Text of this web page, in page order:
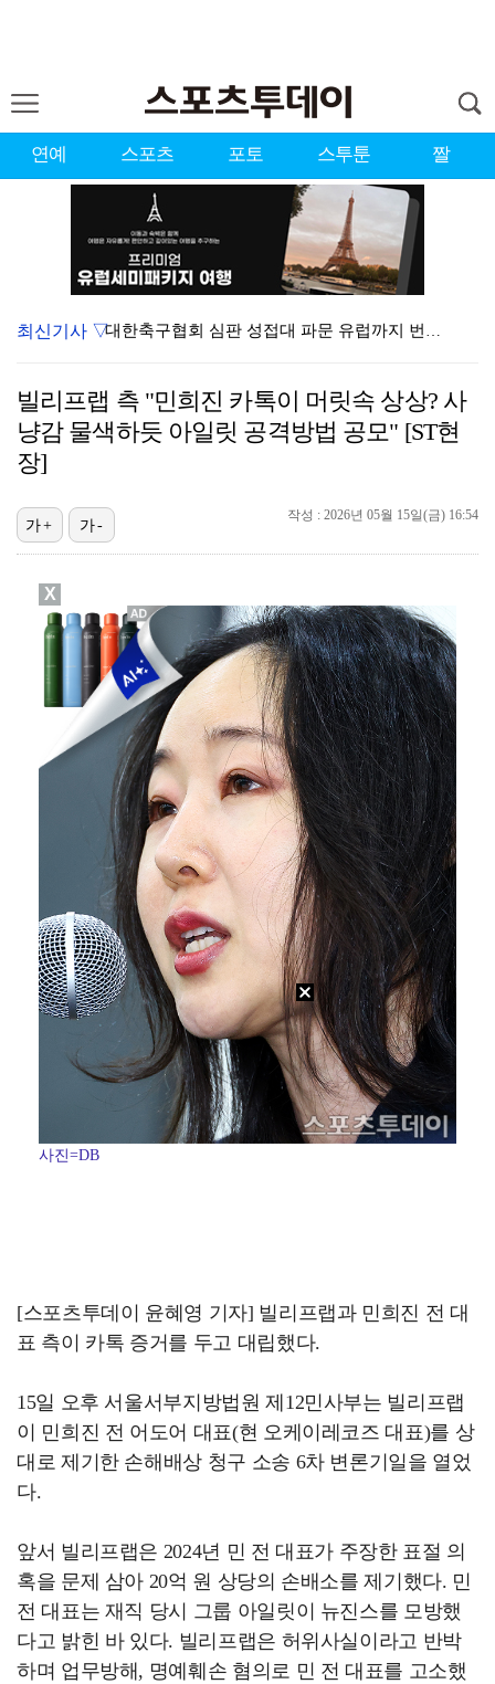
연예 스포츠 포토 스투툰 짤
대한축구협회 심판 성접대 파문 유럽까지 번졌다…佛 매체…
'첫 승 도전' 장은수 "우승 의식하기보다 내 플레이에…
[ST포토] 선수들 지켜보는 디에고 시메오네 감독
[ST포토] 이강인, 이적 후 밝아진 얼굴
[ST포토] 이강인, 달리는 슛돌이
[ST포토] 이강인, 이적 후 팬들 앞에서 첫 일정
최신기사 ▽
빌리프랩 측 "민희진 카톡이 머릿속 상상? 사
냥감 물색하듯 아일릿 공격방법 공모" [ST현
장]
작성 : 2026년 05월 15일(금) 16:54
가+ 가-
사진=DB
[스포츠투데이 윤혜영 기자] 빌리프랩과 민희진 전 대
표 측이 카톡 증거를 두고 대립했다.
15일 오후 서울서부지방법원 제12민사부는 빌리프랩
이 민희진 전 어도어 대표(현 오케이레코즈 대표)를 상
대로 제기한 손해배상 청구 소송 6차 변론기일을 열었
다.
앞서 빌리프랩은 2024년 민 전 대표가 주장한 표절 의
혹을 문제 삼아 20억 원 상당의 손배소를 제기했다. 민
전 대표는 재직 당시 그룹 아일릿이 뉴진스를 모방했
다고 밝힌 바 있다. 빌리프랩은 허위사실이라고 반박
하며 업무방해, 명예훼손 혐의로 민 전 대표를 고소했
X